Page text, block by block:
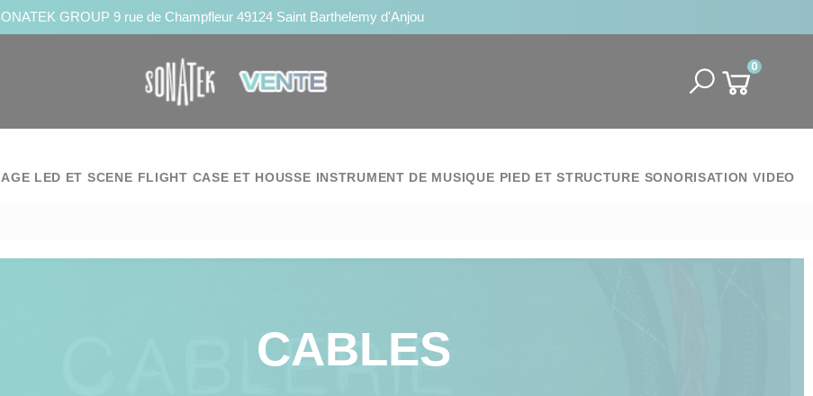
GROUP 9 rue de Champfleur 49124 Saint Barthelemy d'Anjou
0
LED ET SCENE FLIGHT CASE ET HOUSSE INSTRUMENT DE MUSIQUE PIED ET STRUCTURE SONORISATION VIDEO
CABLES